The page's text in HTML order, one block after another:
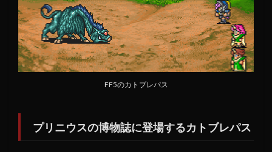
FF5のカトブレパス
プリニウスの博物誌に登場するカトブレパス